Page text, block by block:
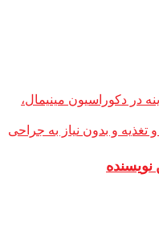
آینه در دکوراسیون مینیمال،
و بدون نیاز به جراحی
نویسنده